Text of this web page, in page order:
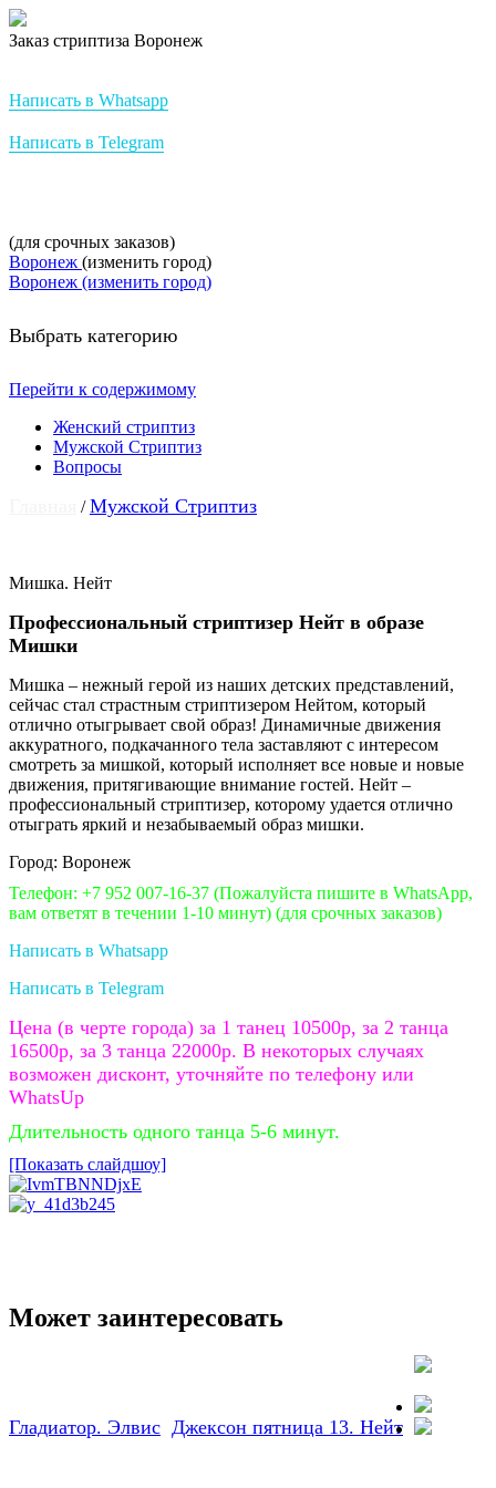
Заказ стриптиза Воронеж
Написать в Whatsapp
Написать в Telegram
(для срочных заказов)
Воронеж (изменить город)
Воронеж (изменить город)
Выбрать категорию
Перейти к содержимому
Женский стриптиз
Мужской Стриптиз
Вопросы
/Мужской Стриптиз
Мишка. Нейт
Профессиональный стриптизер Нейт в образе
Мишки
Мишка – нежный герой из наших детских представлений,
сейчас стал страстным стриптизером Нейтом, который
отлично отыгрывает свой образ! Динамичные движения
аккуратного, подкачанного тела заставляют с интересом
смотреть за мишкой, который исполняет все новые и новые
движения, притягивающие внимание гостей. Нейт –
профессиональный стриптизер, которому удается отлично
отыграть яркий и незабываемый образ мишки.
Город: Воронеж
Телефон: +7 952 007-16-37 (Пожалуйста пишите в WhatsApp,
вам ответят в течении 1-10 минут) (для срочных заказов)
Написать в Whatsapp
Написать в Telegram
Цена (в черте города) за 1 танец 10500р, за 2 танца
16500р, за 3 танца 22000р. В некоторых случаях
возможен дисконт, уточняйте по телефону или
WhatsUp
Длительность одного танца 5-6 минут.
[Показать слайдшоу]
Может заинтересовать
Гладиатор. Элвис Джексон пятница 13. Нейт